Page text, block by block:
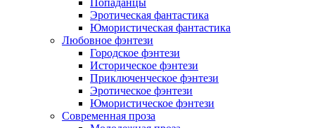
Попаданцы
Эротическая фантастика
Юмористическая фантастика
Любовное фэнтези
Городское фэнтези
Историческое фэнтези
Приключенческое фэнтези
Эротическое фэнтези
Юмористическое фэнтези
Современная проза